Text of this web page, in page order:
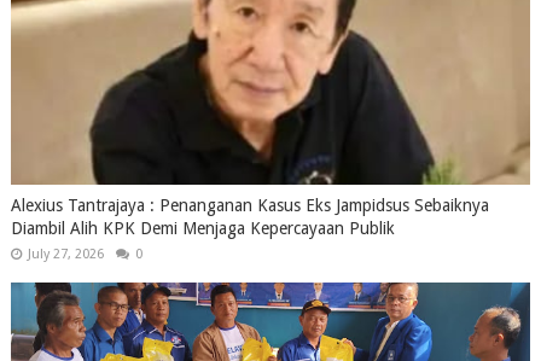
Alexius Tantrajaya : Penanganan Kasus Eks Jampidsus Sebaiknya
Diambil Alih KPK Demi Menjaga Kepercayaan Publik
July 27, 2026 0